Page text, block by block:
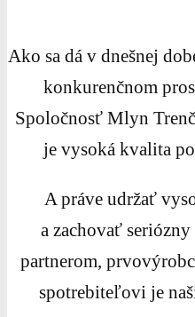
Ako sa dá v dnešnej
konkurenčnom
Spoločnosť Mlyn
je vysoká kvalita
A práve udržať
a zachovať
partnerom,
spotrebiteľovi je